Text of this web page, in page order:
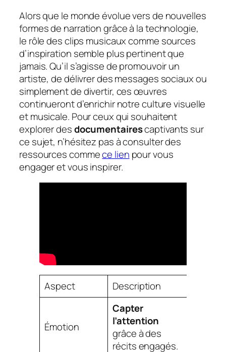
Alors que le monde évolue vers de nouvelles
formes de narration grâce à la technologie,
le rôle des clips musicaux comme sources
d’inspiration semble plus pertinent que
jamais. Qu’il s’agisse de promouvoir un
artiste, de délivrer des messages sociaux ou
simplement de divertir, ces œuvres
continueront d’enrichir notre culture visuelle
et musicale. Pour ceux qui souhaitent
explorer desdocumentairescaptivants sur
ce sujet, n’hésitez pas à consulter des
ressources commece lien pour vous
engager et vous inspirer.
Aspect Description
Émotion
Capter
l’attention
grâce à des
récits engagés.